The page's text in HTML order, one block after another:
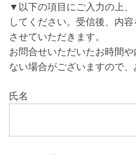
o
d
e
▼以下の項目にご入力の上
してください。受信後、内
させていただきます。
お問合せいただいたお時間
ない場合がございますので、
氏名